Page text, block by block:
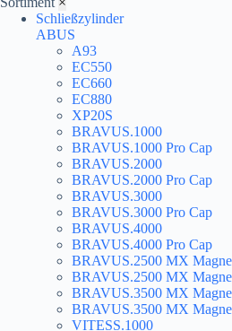
Schließzylinder
ABUS
A93
EC550
EC660
EC880
XP20S
BRAVUS.1000
BRAVUS.1000 Pro Cap
BRAVUS.2000
BRAVUS.2000 Pro Cap
BRAVUS.3000
BRAVUS.3000 Pro Cap
BRAVUS.4000
BRAVUS.4000 Pro Cap
BRAVUS.2500 MX
BRAVUS.2500 MX
BRAVUS.3500 MX
BRAVUS.3500 MX
VITESS.1000